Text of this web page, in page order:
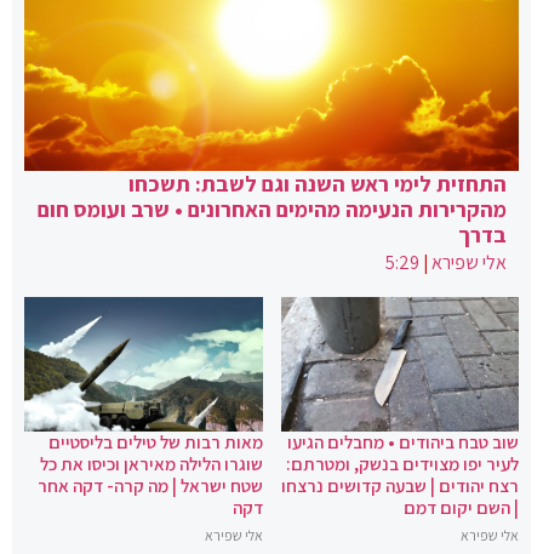
התחזית לימי ראש השנה וגם לשבת: תשכחו
מהקרירות הנעימה מהימים האחרונים • שרב ועומס חום
בדרך
אלי שפירא|
5:29
שוב טבח ביהודים • מחבלים הגיעו
לעיר יפו מצוידים בנשק, ומטרתם:
רצח יהודים | שבעה קדושים נרצחו
| השם יקום דמם
אלי שפירא
מאות רבות של טילים בליסטיים
שוגרו הלילה מאיראן וכיסו את כל
שטח ישראל | מה קרה- דקה אחר
דקה
אלי שפירא